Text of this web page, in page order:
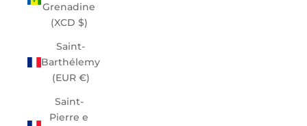
Grenadine
(XCD $)
Saint-
Barthélemy
(EUR €)
Saint-
Pierre e